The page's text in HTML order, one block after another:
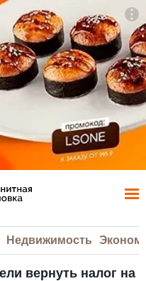
Недвижимость
вернуть налог на